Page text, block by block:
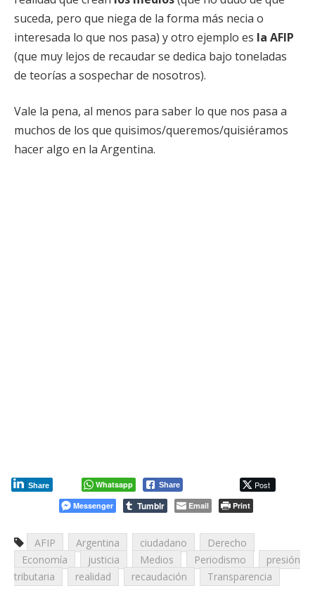
suceda, pero que niega de la forma más necia o
interesada lo que nos pasa) y otro ejemplo es la AFIP
(que muy lejos de recaudar se dedica bajo toneladas
de teorías a sospechar de nosotros).
Vale la pena, al menos para saber lo que nos pasa a
muchos de los que quisimos/queremos/quisiéramos
hacer algo en la Argentina.
Whatsapp Share Post
Share
Messenger Tumblr Email Print
AFIP Argentina ciudadano
Derecho
Economía
justicia Medios Periodismo
presión
tributaria
realidad recaudación Transparencia